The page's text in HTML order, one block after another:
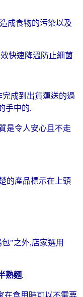
成食物的污染以及
快速降溫防止細菌
成到出貨運送的過
手中的.
是令人安心且不走
的產品標示在上頭
"之外,店家選用
熟麵.
在食用時可以不需要